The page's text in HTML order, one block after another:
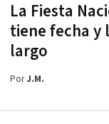
La Fiesta
tiene fecha y
largo
PorJ.M.